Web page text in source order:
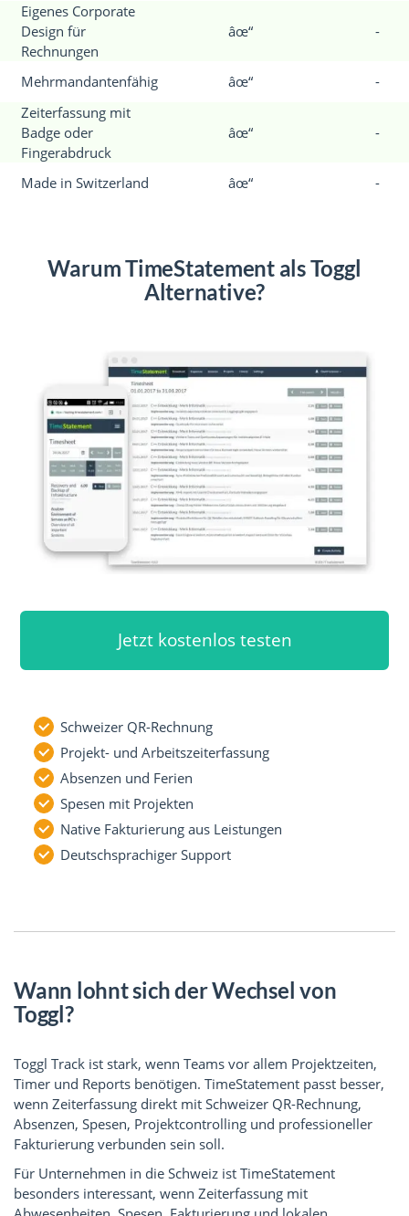
Eigenes Corporate
Design für
Rechnungen
âœ“ -
Mehrmandantenfähig âœ“
-
Zeiterfassung mit
Badge oder
Fingerabdruck
âœ“ -
Made in Switzerland âœ“ -
Warum TimeStatement als Toggl
Alternative?
Jetzt kostenlos testen
Schweizer QR-Rechnung
Projekt- und Arbeitszeiterfassung
Absenzen und Ferien
Spesen mit Projekten
Native Fakturierung aus Leistungen
Deutschsprachiger Support
Wann lohnt sich der Wechsel von
Toggl?
Toggl Track ist stark, wenn Teams vor allem Projektzeiten,
Timer und Reports benötigen. TimeStatement passt besser,
wenn Zeiterfassung direkt mit Schweizer QR-Rechnung,
Absenzen, Spesen, Projektcontrolling und professioneller
Fakturierung verbunden sein soll.
Für Unternehmen in die Schweiz ist TimeStatement
besonders interessant, wenn Zeiterfassung mit